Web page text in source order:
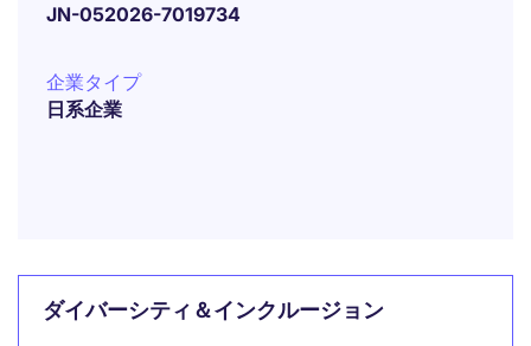
JN-052026-7019734
企業タイプ
日系企業
ダイバーシティ＆インクルージョン